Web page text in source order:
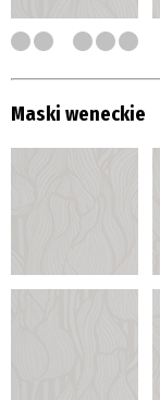
Maski weneckie